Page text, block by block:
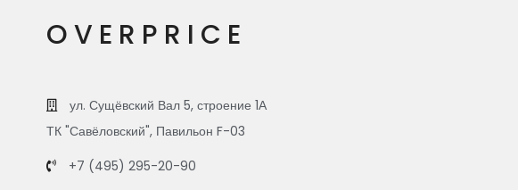
OVERPRICE
ул. Сущёвский Вал 5, строение 1А
ТК "Савёловский", Павильон F-03
+7 (495) 295-20-90